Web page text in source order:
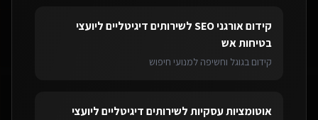
קידום אורגני SEO לשירותים דיגיטליים ליועצי
בטיחות אש
קידום בגוגל וחשיפה למנועי חיפוש
אוטומציות עסקיותלשירותים דיגיטליים ליועצי